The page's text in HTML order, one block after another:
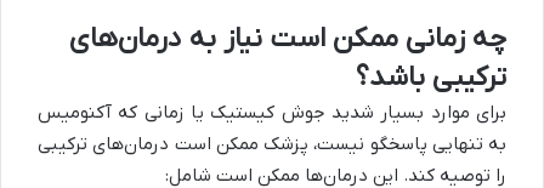
چه زمانی ممکن است نیاز به درمان‌های
ترکیبی باشد؟
برای موارد بسیار شدید جوش کیستیک یا زمانی که آکنومیس
به تنهایی پاسخگو نیست، پزشک ممکن است درمان‌های ترکیبی
را توصیه کند. این درمان‌ها ممکن است شامل: